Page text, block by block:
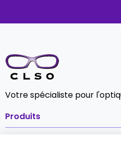
Votre spécialiste pour
Produits